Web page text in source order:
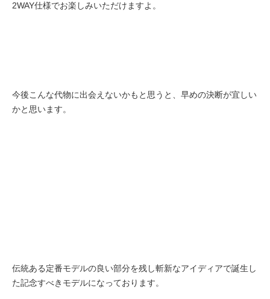
2WAY仕様でお楽しみいただけますよ。
今後こんな代物に出会えないかもと思うと、早めの決断が宜しい
かと思います。
伝統ある定番モデルの良い部分を残し斬新なアイディアで誕生し
た記念すべきモデルになっております。